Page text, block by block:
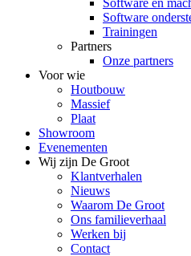
Software en
Software
Trainingen
Partners
Onze partners
Voor wie
Houtbouw
Massief
Plaat
Showroom
Evenementen
Wij zijn De Groot
Klantverhalen
Nieuws
Waarom De Groot
Ons familieverhaal
Werken bij
Contact